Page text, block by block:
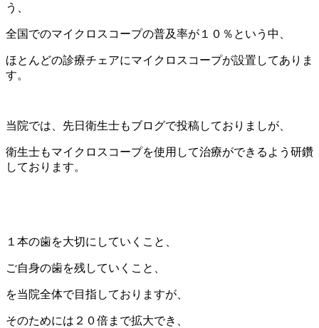
う、
全国でのマイクロスコープの普及率が１０％という中、
ほとんどの診療チェアにマイクロスコープが設置してありま
す。
当院では、先日衛生士もブログで投稿しておりましが、
衛生士もマイクロスコープを使用して治療ができるよう研鑽
しております。
１本の歯を大切にしていくこと、
ご自身の歯を残していくこと、
を当院全体で目指しておりますが、
そのためには２０倍まで拡大でき、